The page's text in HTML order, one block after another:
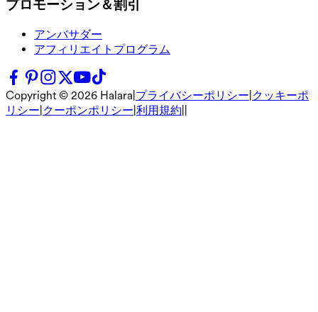
プロモーション＆割引
アンバサダー
アフィリエイトプログラム
Copyright © 2026 Halara プライバシーポリシー クッキーポ
リシー クーポンポリシー 利用規約